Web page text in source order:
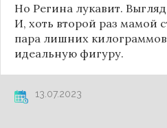
Но Регина лукавит.
И, хоть второй раз мамой
пара лишних
идеальную фигуру.
13.07.2023